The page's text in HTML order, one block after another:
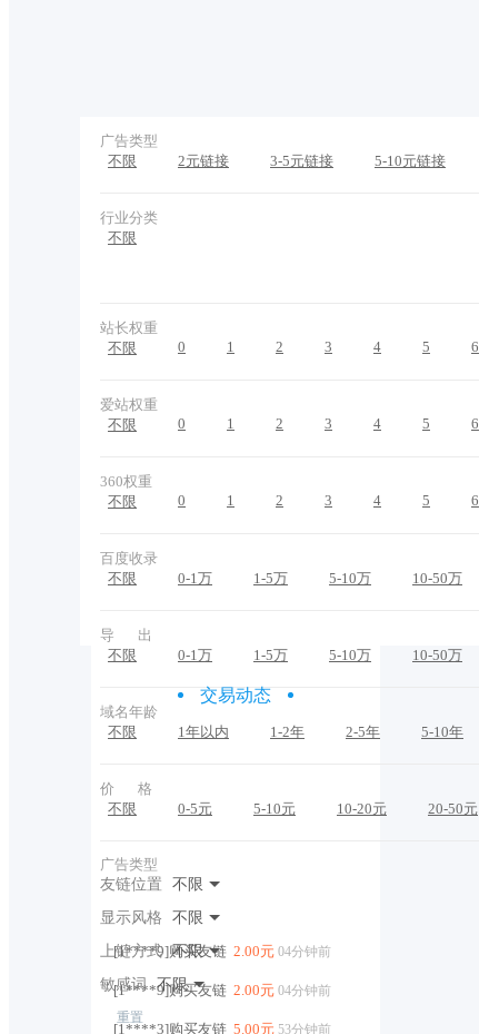
广告类型
不限
2元链接 3-5元链接 5-10元链接
行业分类
不限
站长权重
不限
0 1 2 3 4 5 6
爱站权重
不限
0 1 2 3 4 5 6
360权重
不限
0 1 2 3 4 5 6
百度收录
不限
0-1万 1-5万 5-10万 10-50万
导 出
不限
0-1万 1-5万 5-10万 10-50万
域名年龄
不限
1年以内 1-2年 2-5年 5-10年
价 格
不限
0-5元 5-10元 10-20元 20-50元
广告类型
友链位置
不限
显示风格
不限
上链方式 不限
敏感词 不限
重置
交易动态
[1****9]购买友链 2.00元 04分钟前
[1****9]购买友链 2.00元 04分钟前
[1****3]购买友链 5.00元 53分钟前